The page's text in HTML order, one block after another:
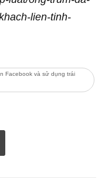
lien-tinh-
Facebook và sử dụng trái